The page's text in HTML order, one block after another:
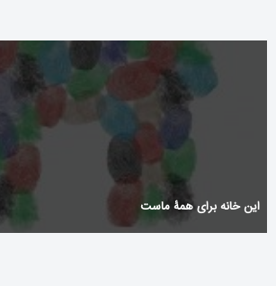
این خانه برای همۀ ماست